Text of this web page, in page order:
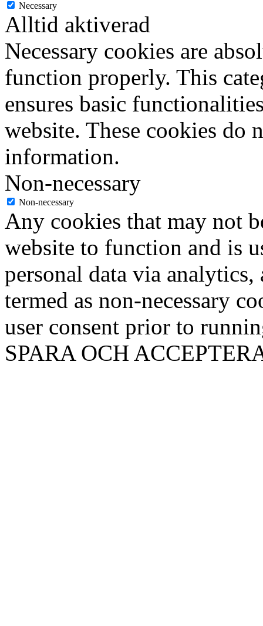
Necessary
Alltid aktiverad
Necessary cookies are
function properly. This
ensures basic
website. These cookies do
information.
Non-necessary
Non-necessary
Any cookies that may not
website to function and is
personal data via analytics,
termed as non-necessary
user consent prior to
SPARA OCH